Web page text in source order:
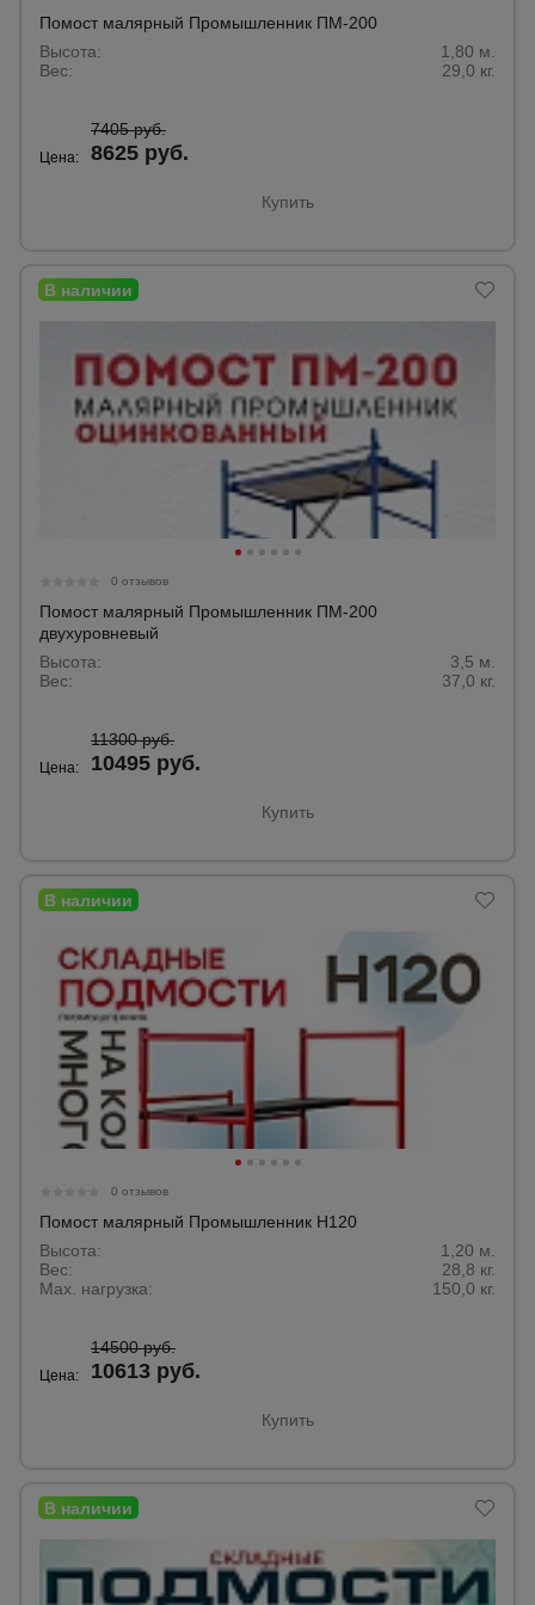
Помост малярный Промышленник ПМ-200
Высота:
1,80 м.
Вес:
29,0 кг.
Цена:
7405 руб.
8625 руб.
Купить
0 отзывов
Помост малярный Промышленник ПМ-200
двухуровневый
Высота:
3,5 м.
Вес:
37,0 кг.
Цена:
11300 руб.
10495 руб.
Купить
0 отзывов
Помост малярный Промышленник H120
Высота:
1,20 м.
Вес:
28,8 кг.
Max. нагрузка:
150,0 кг.
Цена:
14500 руб.
10613 руб.
Купить
склада
Штукатурные
комплекты
Сварочные
аппараты
Тепловые